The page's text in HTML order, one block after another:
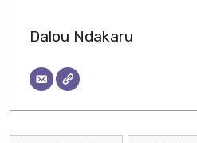
Dalou Ndakaru